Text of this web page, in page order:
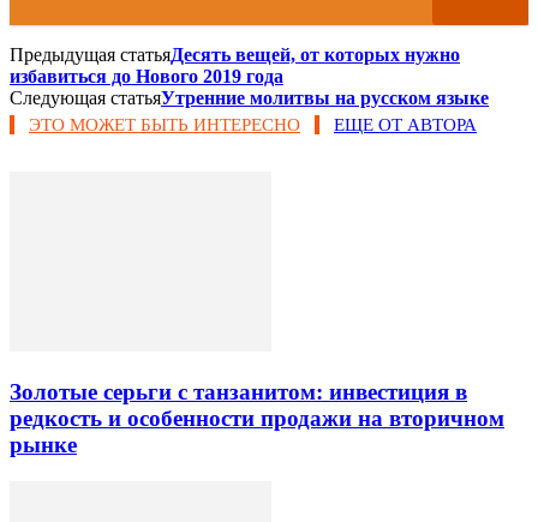
Предыдущая статьяДесять вещей, от которых нужно
избавиться до Нового 2019 года
Следующая статьяУтренние молитвы на русском языке
ЭТО МОЖЕТ БЫТЬ ИНТЕРЕСНО ЕЩЕ ОТ АВТОРА
Золотые серьги с танзанитом: инвестиция в
редкость и особенности продажи на вторичном
рынке